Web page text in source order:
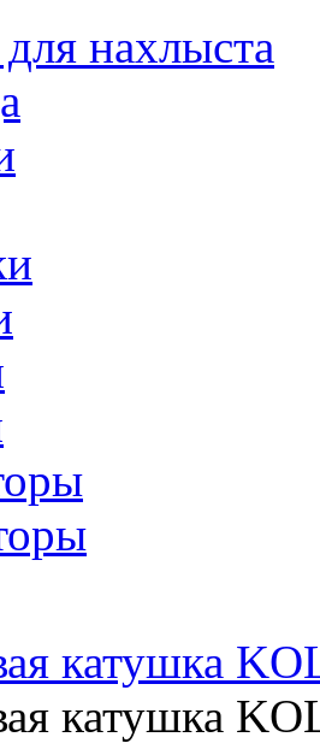
нахлыста
катушка
катушка